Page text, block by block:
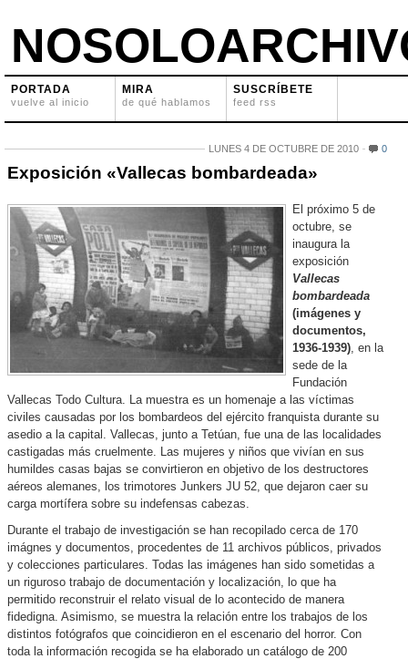
PORTADA
vuelve al inicio
MIRA
de qué hablamos
SUSCRÍBETE
feed rss
LUNES 4 DE OCTUBRE DE 2010 0
Exposición «Vallecas bombardeada»
El próximo 5 de
octubre, se
inaugura la
exposición
Vallecas
bombardeada
(imágenes y
documentos,
1936-1939), en la
sede de la
Fundación
Vallecas Todo Cultura. La muestra es un homenaje a las víctimas
civiles causadas por los bombardeos del ejército franquista durante su
asedio a la capital. Vallecas, junto a Tetúan, fue una de las localidades
castigadas más cruelmente. Las mujeres y niños que vivían en sus
humildes casas bajas se convirtieron en objetivo de los destructores
aéreos alemanes, los trimotores Junkers JU 52, que dejaron caer su
carga mortífera sobre su indefensas cabezas.
Durante el trabajo de investigación se han recopilado cerca de 170
imágnes y documentos, procedentes de 11 archivos públicos, privados
y colecciones particulares. Todas las imágenes han sido sometidas a
un riguroso trabajo de documentación y localización, lo que ha
permitido reconstruir el relato visual de lo acontecido de manera
fidedigna. Asimismo, se muestra la relación entre los trabajos de los
distintos fotógrafos que coincidieron en el escenario del horror. Con
toda la información recogida se ha elaborado un catálogo de 200